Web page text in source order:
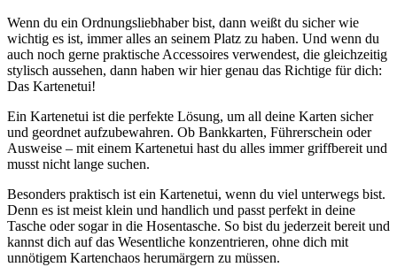
Wenn du ein Ordnungsliebhaber bist, dann weißt du sicher wie
wichtig es ist, immer alles an seinem Platz zu haben. Und wenn du
auch noch gerne praktische Accessoires verwendest, die gleichzeitig
stylisch aussehen, dann haben wir hier genau das Richtige für dich:
Das Kartenetui!
Ein Kartenetui ist die perfekte Lösung, um all deine Karten sicher
und geordnet aufzubewahren. Ob Bankkarten, Führerschein oder
Ausweise – mit einem Kartenetui hast du alles immer griffbereit und
musst nicht lange suchen.
Besonders praktisch ist ein Kartenetui, wenn du viel unterwegs bist.
Denn es ist meist klein und handlich und passt perfekt in deine
Tasche oder sogar in die Hosentasche. So bist du jederzeit bereit und
kannst dich auf das Wesentliche konzentrieren, ohne dich mit
unnötigem Kartenchaos herumärgern zu müssen.